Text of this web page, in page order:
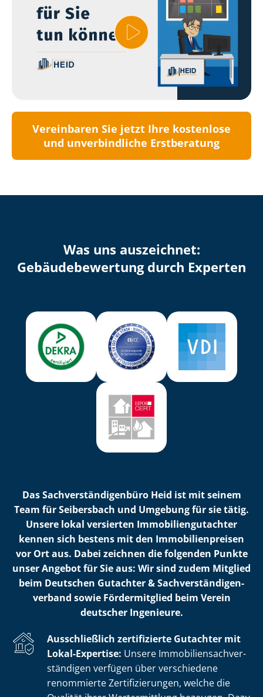
Vereinbaren Sie jetzt Ihre kostenlose
und unverbindliche Erstberatung
Was uns auszeichnet:
Ge­bäu­de­be­wer­tung durch Experten
Das Sach­ver­stän­di­gen­bü­ro Heid ist mit seinem
Team für Seibersbach und Umgebung für sie tätig.
Unsere lokal versierten Im­mo­bi­li­en­gut­ach­ter
kennen sich bestens mit den Im­mo­bi­li­en­prei­sen
vor Ort aus. Dabei zeichnen die folgenden Punkte
unser Angebot für Sie aus: Wir sind zudem Mitglied
beim Deutschen Gutachter & Sach­ver­stän­di­gen­
ver­band sowie Fördermitglied beim Verein
deutscher Ingenieure.
Ausschließlich zertifizierte Gutachter mit
Lokal-Expertise: Unsere Im­mo­bi­li­en­sach­ver­
stän­di­gen verfügen über verschiedene
renommierte Zer­ti­fi­zie­run­gen, welche die